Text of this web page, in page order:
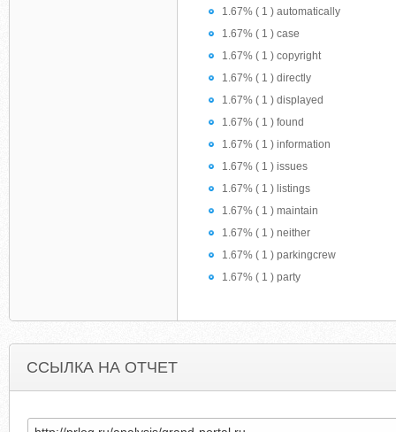
1.67% ( 1 ) automatically
1.67% ( 1 ) case
1.67% ( 1 ) copyright
1.67% ( 1 ) directly
1.67% ( 1 ) displayed
1.67% ( 1 ) found
1.67% ( 1 ) information
1.67% ( 1 ) issues
1.67% ( 1 ) listings
1.67% ( 1 ) maintain
1.67% ( 1 ) neither
1.67% ( 1 ) parkingcrew
1.67% ( 1 ) party
ССЫЛКА НА ОТЧЕТ